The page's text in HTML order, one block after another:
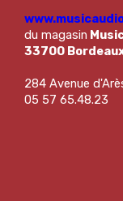
du magasin
33700
284 Avenue
05 57 65.48.23